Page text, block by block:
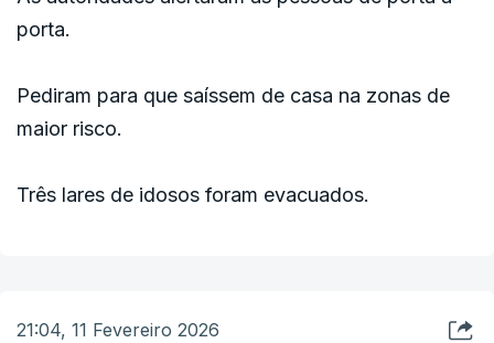
porta.
Pediram para que saíssem de casa na zonas de
maior risco.
Três lares de idosos foram evacuados.
21:04, 11 Fevereiro 2026